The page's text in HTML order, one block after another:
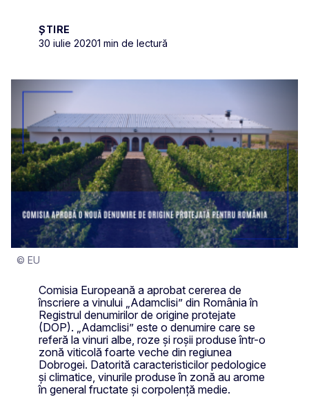
ȘTIRE
30 iulie 20201 min de lectură
© EU
Comisia Europeană a aprobat cererea de
înscriere a vinului „Adamclisi” din România în
Registrul denumirilor de origine protejate
(DOP). „Adamclisi” este o denumire care se
referă la vinuri albe, roze și roșii produse într-o
zonă viticolă foarte veche din regiunea
Dobrogei. Datorită caracteristicilor pedologice
și climatice, vinurile produse în zonă au arome
în general fructate și corpolență medie.